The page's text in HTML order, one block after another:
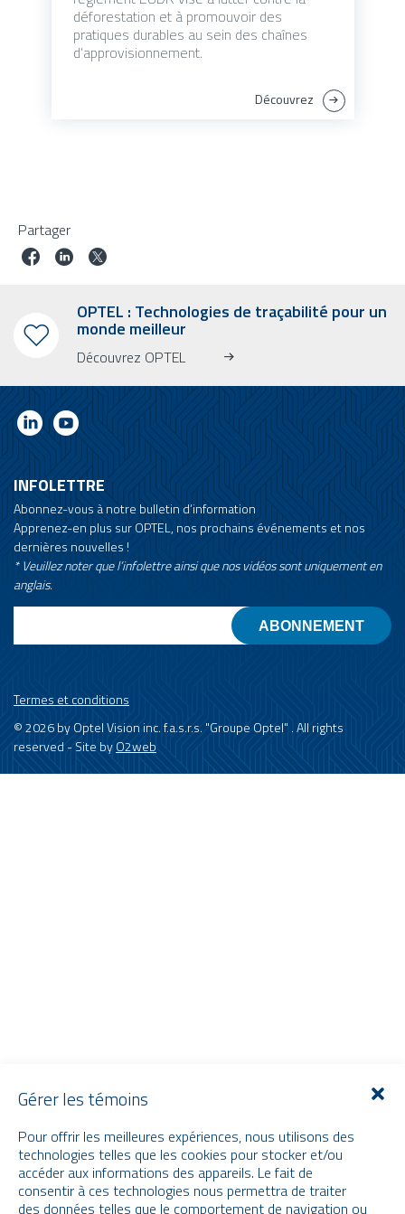
Gérer les témoins
Pour offrir les meilleures expériences, nous utilisons des
technologies telles que les cookies pour stocker et/ou
accéder aux informations des appareils. Le fait de
consentir à ces technologies nous permettra de traiter
des données telles que le comportement de navigation ou
déforestation et à promouvoir des
pratiques durables au sein des chaînes
d’approvisionnement.
Découvrez
Partager
OPTEL : Technologies de traçabilité pour un
monde meilleur
Découvrez OPTEL
INFOLETTRE
Abonnez-vous à notre bulletin d’information
Apprenez-en plus sur OPTEL, nos prochains événements et nos
dernières nouvelles !
* Veuillez noter que l’infolettre ainsi que nos vidéos sont uniquement en
anglais.
Termes et conditions
© 2026 by Optel Vision inc. f.a.s.r.s. "Groupe Optel" . All rights
reserved - Site byO2web